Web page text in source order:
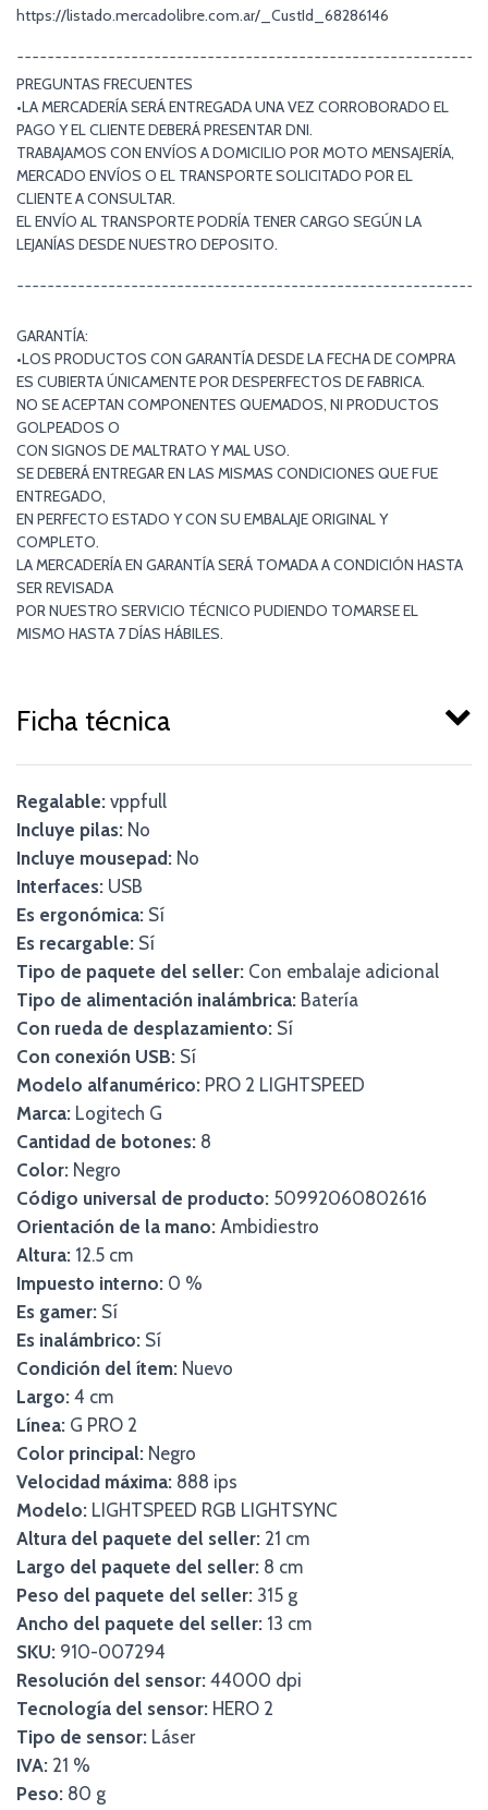
https://listado.mercadolibre.com.ar/_CustId_68286146
PREGUNTAS FRECUENTES
•LA MERCADERÍA SERÁ ENTREGADA UNA VEZ CORROBORADO EL
PAGO Y EL CLIENTE DEBERÁ PRESENTAR DNI.
TRABAJAMOS CON ENVÍOS A DOMICILIO POR MOTO MENSAJERÍA,
MERCADO ENVÍOS O EL TRANSPORTE SOLICITADO POR EL
CLIENTE A CONSULTAR.
EL ENVÍO AL TRANSPORTE PODRÍA TENER CARGO SEGÚN LA
LEJANÍAS DESDE NUESTRO DEPOSITO.
GARANTÍA:
•LOS PRODUCTOS CON GARANTÍA DESDE LA FECHA DE COMPRA
ES CUBIERTA ÚNICAMENTE POR DESPERFECTOS DE FABRICA.
NO SE ACEPTAN COMPONENTES QUEMADOS, NI PRODUCTOS
GOLPEADOS O
CON SIGNOS DE MALTRATO Y MAL USO.
SE DEBERÁ ENTREGAR EN LAS MISMAS CONDICIONES QUE FUE
ENTREGADO,
EN PERFECTO ESTADO Y CON SU EMBALAJE ORIGINAL Y
COMPLETO.
LA MERCADERÍA EN GARANTÍA SERÁ TOMADA A CONDICIÓN HASTA
SER REVISADA
POR NUESTRO SERVICIO TÉCNICO PUDIENDO TOMARSE EL
MISMO HASTA 7 DÍAS HÁBILES.
Ficha técnica
Regalable: vppfull
Incluye pilas: No
Incluye mousepad: No
Interfaces: USB
Es ergonómica: Sí
Es recargable: Sí
Tipo de paquete del seller: Con embalaje adicional
Tipo de alimentación inalámbrica: Batería
Con rueda de desplazamiento: Sí
Con conexión USB: Sí
Modelo alfanumérico: PRO 2 LIGHTSPEED
Marca: Logitech G
Cantidad de botones: 8
Color: Negro
Código universal de producto: 50992060802616
Orientación de la mano: Ambidiestro
Altura: 12.5 cm
Impuesto interno: 0 %
Es gamer: Sí
Es inalámbrico: Sí
Condición del ítem: Nuevo
Largo: 4 cm
Línea: G PRO 2
Color principal: Negro
Velocidad máxima: 888 ips
Modelo: LIGHTSPEED RGB LIGHTSYNC
Altura del paquete del seller: 21 cm
Largo del paquete del seller: 8 cm
Peso del paquete del seller: 315 g
Ancho del paquete del seller: 13 cm
SKU: 910-007294
Resolución del sensor: 44000 dpi
Tecnología del sensor: HERO 2
Tipo de sensor: Láser
IVA: 21 %
Peso: 80 g